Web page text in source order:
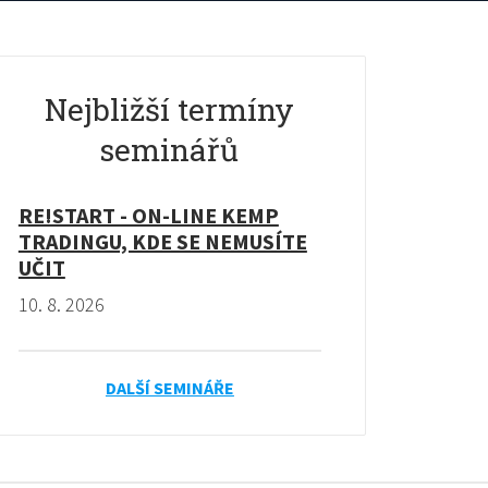
Nejbližší termíny
seminářů
RE!START - ON-LINE KEMP
TRADINGU, KDE SE NEMUSÍTE
UČIT
10. 8. 2026
DALŠÍ SEMINÁŘE